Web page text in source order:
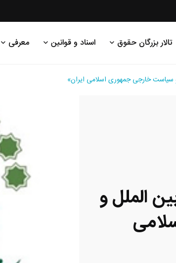
تالار بزرگان حقوق اسناد و قوانین معرفی
خارجی جمهوری اسلامی ایران»
الملل و